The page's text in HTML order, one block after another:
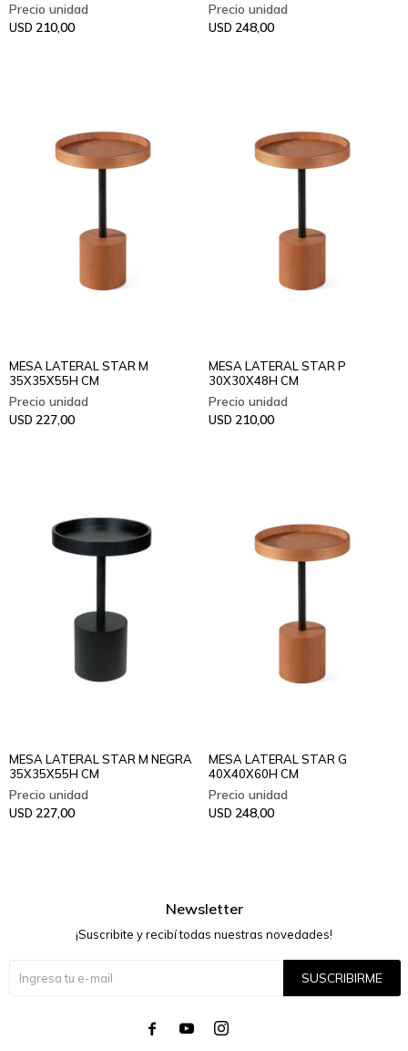
USD 210,00 USD 248,00
MESA LATERAL STAR M
35X35X55H CM
USD 227,00
MESA LATERAL STAR P
30X30X48H CM
USD 210,00
MESA LATERAL STAR M NEGRA
35X35X55H CM
USD 227,00
MESA LATERAL STAR G
40X40X60H CM
USD 248,00
Newsletter
¡Suscribite y recibí todas nuestras novedades!
SUSCRIBIRME
  